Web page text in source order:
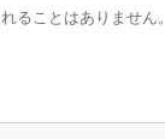
ることはありません。